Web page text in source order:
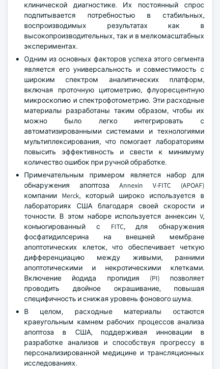
клинической диагностике. Их постоянный спрос
подпитывается потребностью в стабильных,
воспроизводимых результатах как в
высокопроизводительных, так и в мелкомасштабных
экспериментах.
Одним из основных факторов успеха этого сегмента
является его универсальность и совместимость с
широким спектром аналитических платформ,
включая проточную цитометрию, флуоресцентную
микроскопию и спектрофотометрию. Эти расходные
материалы разработаны таким образом, чтобы их
можно было легко интегрировать с
автоматизированными системами и технологиями
мультиплексирования, что помогает лабораториям
повысить эффективность и свести к минимуму
количество ошибок при ручной обработке.
Примечательным примером является набор для
обнаружения апоптоза Annexin V-FITC (APOAF)
компании Merck, который широко используется в
лабораториях США благодаря своей скорости и
точности. В этом наборе используется аннексин V,
конъюгированный с FITC, для обнаружения
фосфатидилсерина на внешней мембране
апоптотических клеток, что обеспечивает четкую
дифференциацию между живыми, ранними
апоптотическими и некротическими клетками.
Включение йодида пропидия (PI) позволяет
проводить двойное окрашивание, повышая
специфичность и снижая уровень фонового шума.
В целом, расходные материалы остаются
краеугольным камнем рабочих процессов анализа
апоптоза в США, поддерживая инновации в
разработке анализов и способствуя прогрессу в
персонализированной медицине и трансляционных
исследованиях.